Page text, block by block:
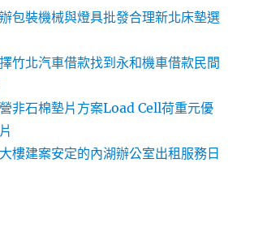
包裝機械與燈具批發合理新北床墊選
竹北汽車借款找到永和機車借款民間
非石棉墊片方案Load Cell荷重元優
樓建案安定的內湖辦公室出租服務日